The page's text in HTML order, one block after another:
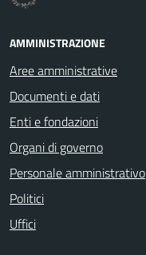
AMMINISTRAZIONE
Aree amministrative
Documenti e dati
Enti e fondazioni
Organi di governo
Personale amministrativo
Politici
Uffici